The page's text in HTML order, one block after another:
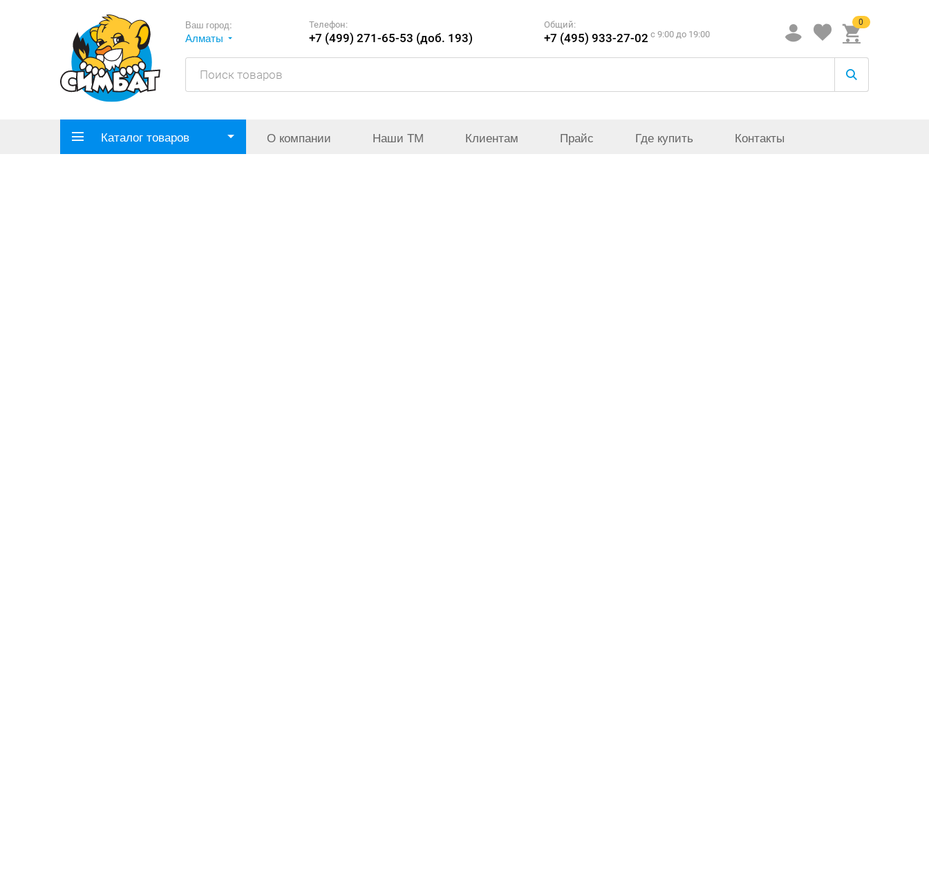
Ваш город:
Алматы
Телефон:
+7 (499) 271-65-53 (доб. 193)
Общий:
+7 (495) 933-27-02 c 9:00 до 19:00
0
Каталог товаров О компании Наши ТМ Клиентам Прайс Где купить Контакты